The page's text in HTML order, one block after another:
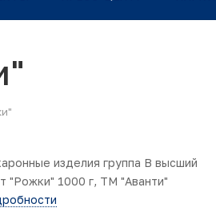
изделия группа В высший
"Рожки" 1000 г, ТМ "Аванти"